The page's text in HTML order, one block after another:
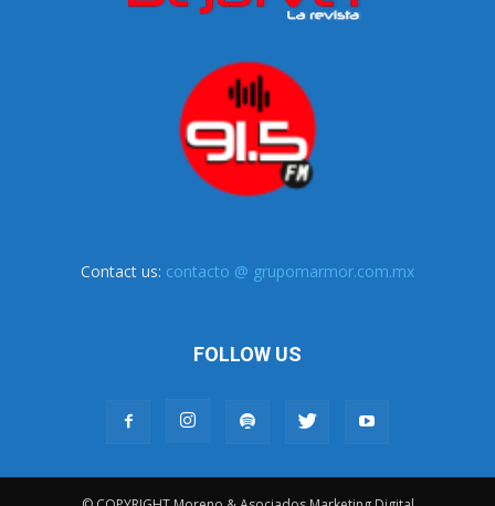
Contact us: contacto @ grupomarmor.com.mx
FOLLOW US